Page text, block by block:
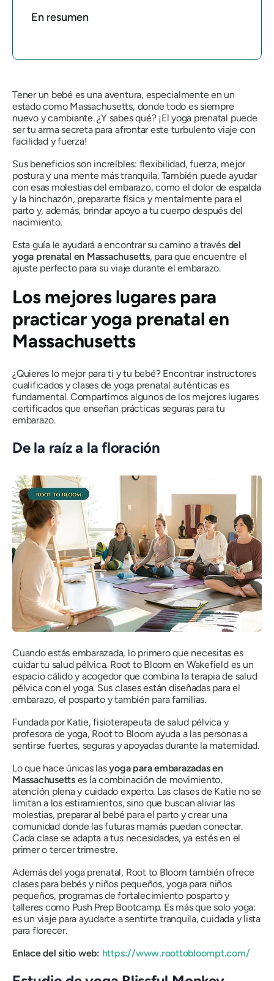
En resumen
Tener un bebé es una aventura, especialmente en un
estado como Massachusetts, donde todo es siempre
nuevo y cambiante. ¿Y sabes qué? ¡El yoga prenatal puede
ser tu arma secreta para afrontar este turbulento viaje con
facilidad y fuerza!
Sus beneficios son increíbles: flexibilidad, fuerza, mejor
postura y una mente más tranquila. También puede ayudar
con esas molestias del embarazo, como el dolor de espalda
y la hinchazón, prepararte física y mentalmente para el
parto y, además, brindar apoyo a tu cuerpo después del
nacimiento.
Esta guía le ayudará a encontrar su camino a través del
yoga prenatal en Massachusetts, para que encuentre el
ajuste perfecto para su viaje durante el embarazo.
Los mejores lugares para
practicar yoga prenatal en
Massachusetts
¿Quieres lo mejor para ti y tu bebé? Encontrar instructores
cualificados y clases de yoga prenatal auténticas es
fundamental. Compartimos algunos de los mejores lugares
certificados que enseñan prácticas seguras para tu
embarazo.
De la raíz a la floración
Cuando estás embarazada, lo primero que necesitas es
cuidar tu salud pélvica. Root to Bloom en Wakefield es un
espacio cálido y acogedor que combina la terapia de salud
pélvica con el yoga. Sus clases están diseñadas para el
embarazo, el posparto y también para familias.
Fundada por Katie, fisioterapeuta de salud pélvica y
profesora de yoga, Root to Bloom ayuda a las personas a
sentirse fuertes, seguras y apoyadas durante la maternidad.
Lo que hace únicas lasyoga para embarazadas en
Massachusettses la combinación de movimiento,
atención plena y cuidado experto. Las clases de Katie no se
limitan a los estiramientos, sino que buscan aliviar las
molestias, preparar al bebé para el parto y crear una
comunidad donde las futuras mamás puedan conectar.
Cada clase se adapta a tus necesidades, ya estés en el
primer o tercer trimestre.
Además del yoga prenatal, Root to Bloom también ofrece
clases para bebés y niños pequeños, yoga para niños
pequeños, programas de fortalecimiento posparto y
talleres como Push Prep Bootcamp. Es más que solo yoga:
es un viaje para ayudarte a sentirte tranquila, cuidada y lista
para florecer.
Enlace del sitio web: https://www.roottobloompt.com/